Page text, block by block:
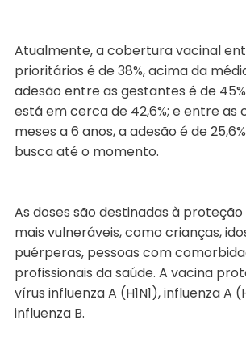
Atualmente, a cobertura vacinal
prioritários é de 38%, acima da
adesão entre as gestantes é de
está em cerca de 42,6%; e entre as
meses a 6 anos, a adesão é de
busca até o momento.
As doses são destinadas à
mais vulneráveis, como crianças,
puérperas, pessoas com
profissionais da saúde. A vacina
vírus influenza A (H1N1), influenza A
influenza B.